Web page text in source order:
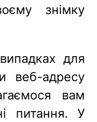
знімку
для
веб-адресу
вам
питання. У